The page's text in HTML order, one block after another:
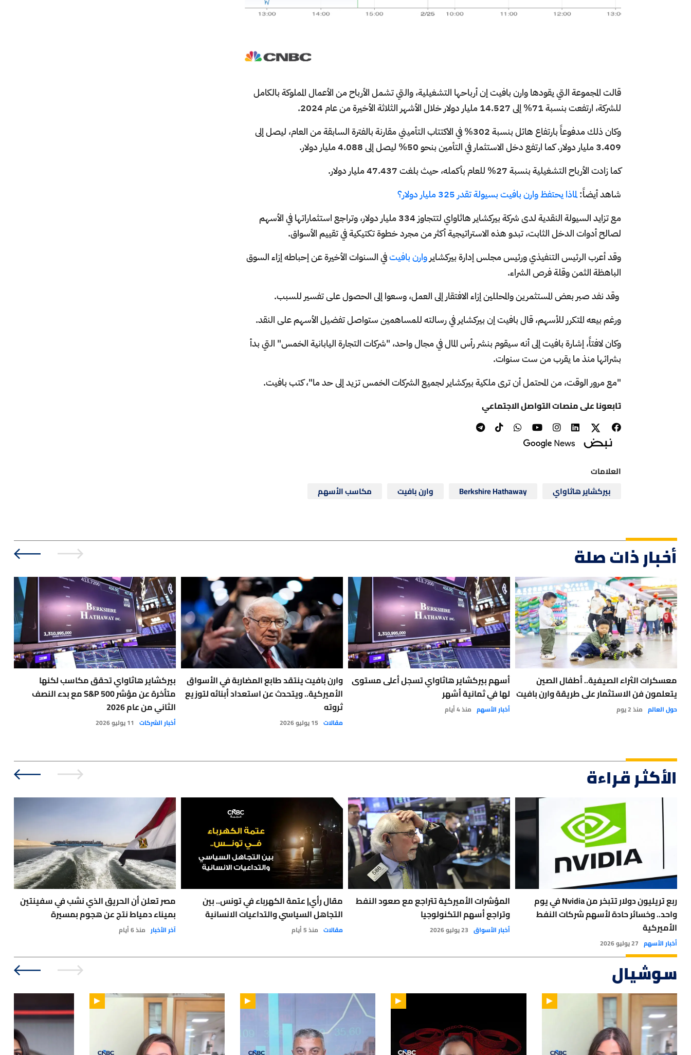
قالت المجموعة التي يقودها وارن بافيت إن أرباحها التشغيلية، والتي تشمل الأرباح من الأعمال المملوكة بالكامل
للشركة، ارتفعت بنسبة 71% إلى 14.527 مليار دولار خلال الأشهر الثلاثة الأخيرة من عام 2024.
وكان ذلك مدفوعاً بارتفاع هائل بنسبة 302% في الاكتتاب التأميني مقارنة بالفترة السابقة من العام، ليصل إلى
3.409 مليار دولار. كما ارتفع دخل الاستثمار في التأمين بنحو 50% ليصل إلى 4.088 مليار دولار.
كما زادت الأرباح التشغيلية بنسبة 27% للعام بأكمله، حيث بلغت 47.437 مليار دولار.
شاهد أيضاً:لماذا يحتفظ وارن بافيت بسيولة تقدر 325 مليار دولار؟
مع تزايد السيولة النقدية لدى شركة بيركشاير هاثاواي لتتجاوز 334 مليار دولار، وتراجع استثماراتها في الأسهم
لصالح أدوات الدخل الثابت، تبدو هذه الاستراتيجية أكثر من مجرد خطوة تكتيكية في تقييم الأسواق.
وقد أعرب الرئيس التنفيذي ورئيس مجلس إدارة بيركشاير وارن بافيتفي السنوات الأخيرة عن إحباطه إزاء السوق
الباهظة الثمن وقلة فرص الشراء.
وقد نفد صبر بعض المستثمرين والمحللين إزاء الافتقار إلى العمل، وسعوا إلى الحصول على تفسير للسبب.
ورغم بيعه المتكرر للأسهم، قال بافيت إن بيركشاير في رسالته للمساهمين ستواصل تفضيل الأسهم على النقد.
وكان لافتاً، إشارة بافيت إلى أنه سيقوم بنشر رأس المال في مجال واحد، "شركات التجارة اليابانية الخمس" التي بدأ
بشرائها منذ ما يقرب من ست سنوات.
"مع مرور الوقت، من المحتمل أن ترى ملكية بيركشاير لجميع الشركات الخمس تزيد إلى حد ما"، كتب بافيت.
تابعونا على منصات التواصل الاجتماعي
العلامات
بيركشاير هاثاواي
Berkshire Hathaway وارن بافيت مكاسب الأسهم
أخبار ذات صلة
معسكرات الثراء الصيفية.. أطفال الصين
يتعلمون فن الاستثمار على طريقة وارن بافيت
حول العالم منذ 2 يوم
أسهم بيركشاير هاثاواي تسجل أعلى مستوى
لها في ثمانية أشهر
أخبار الأسهم منذ 4 أيام
وارن بافيت ينتقد طابع المضاربة في الأسواق
الأميركية.. ويتحدث عن استعداد أبنائه لتوزيع
ثروته
مقالات 15 يوليو 2026
بيركشاير هاثاواي تحقق مكاسب لكنها
متأخرة عن مؤشر S&P 500 مع بدء النصف
الثاني من عام 2026
أخبار الشركات 11 يوليو 2026
الأكثر قراءة
ربع تريليون دولار تتبخر من Nvidia في يوم
واحد.. وخسائر حادة لأسهم شركات النفط
الأميركية
أخبار الأسهم 27 يوليو 2026
المؤشرات الأميركية تتراجع مع صعود النفط
وتراجع أسهم التكنولوجيا
أخبار الأسواق 23 يوليو 2026
مقال رأي| عتمة الكهرباء في تونس.. بين
التجاهل السياسي والتداعيات الانسانية
مقالات منذ 5 أيام
مصر تعلن أن الحريق الذي نشب في سفينتين
بميناء دمياط نتج عن هجوم بمسيرة
آخر الأخبار منذ 6 أيام
سوشيال